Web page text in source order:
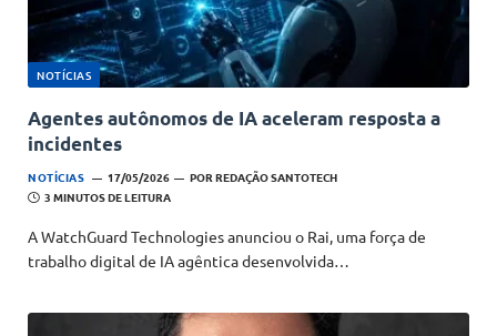
NOTÍCIAS
Agentes autônomos de IA aceleram resposta a
incidentes
NOTÍCIAS 17/05/2026 PORREDAÇÃO SANTOTECH
3 MINUTOS DE LEITURA
A WatchGuard Technologies anunciou o Rai, uma força de
trabalho digital de IA agêntica desenvolvida…